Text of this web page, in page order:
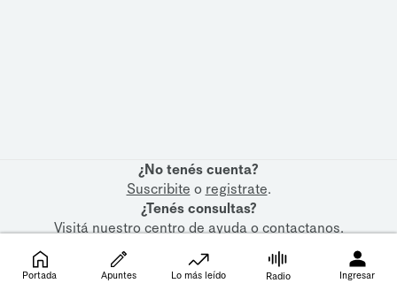
¿No tenés cuenta?
Suscribite o registrate.
¿Tenés consultas?
Visitá nuestrocentro de ayudaocontactanos.
Portada Apuntes Lo más leído Radio Ingresar